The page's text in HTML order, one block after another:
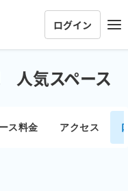
ログイン
人気スペース
ス料金 アクセス